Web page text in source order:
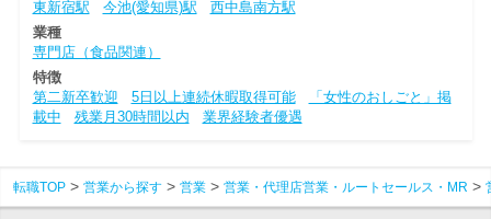
東新宿駅
今池(愛知県)駅
西中島南方駅
業種
専門店（食品関連）
特徴
第二新卒歓迎
5日以上連続休暇取得可能
「女性のおしごと」掲
載中
残業月30時間以内 業界経験者優遇
転職TOP 営業から探す 営業 営業・代理店営業・ルートセールス・MR